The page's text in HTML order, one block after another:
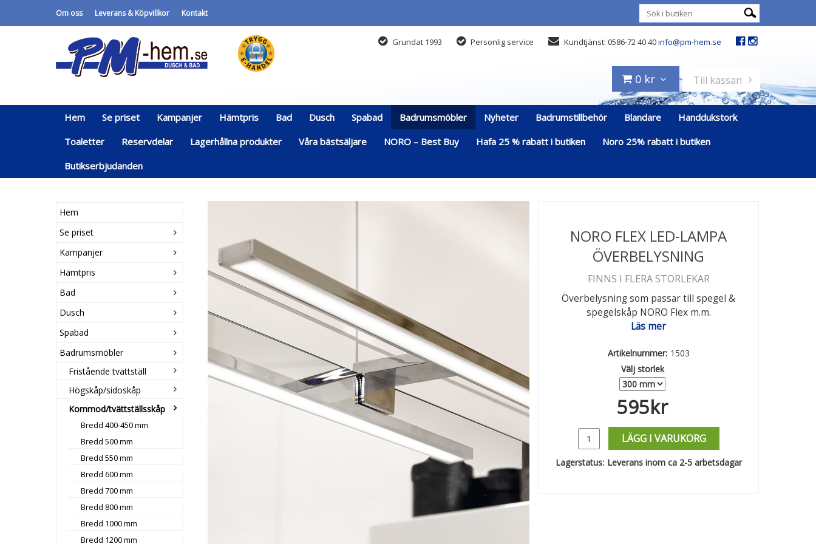
Om oss Leverans & Köpvillkor Kontakt
Grundat 1993 Personlig service Kundtjänst: 0586-72 40 40info@pm-hem.se
0 kr Till kassan
Hem Se priset Kampanjer Hämtpris Bad Dusch Spabad Badrumsmöbler Nyheter Badrumstillbehör Blandare
Handdukstork
Toaletter
Reservdelar Lagerhållna produkter Våra bästsäljare NORO – Best Buy Hafa 25 % rabatt i butiken
Noro 25% rabatt i butiken
Butikserbjudanden
Hem
Se priset
Kampanjer
Hämtpris
Bad
Dusch
Spabad
Badrumsmöbler
Fristående tvättställ
Högskåp/sidoskåp
Kommod/tvättställsskåp
Bredd 400-450 mm
Bredd 500 mm
Bredd 550 mm
Bredd 600 mm
Bredd 700 mm
Bredd 800 mm
Bredd 1000 mm
Bredd 1200 mm
NORO FLEX LED-LAMPA
ÖVERBELYSNING
FINNS I FLERA STORLEKAR
Överbelysning som passar till spegel &
spegelskåp NORO Flex m.m.
Läs mer
Artikelnummer: 1503
Välj storlek
595kr
LÄGG I VARUKORG
Lagerstatus: Leverans inom ca 2-5 arbetsdagar